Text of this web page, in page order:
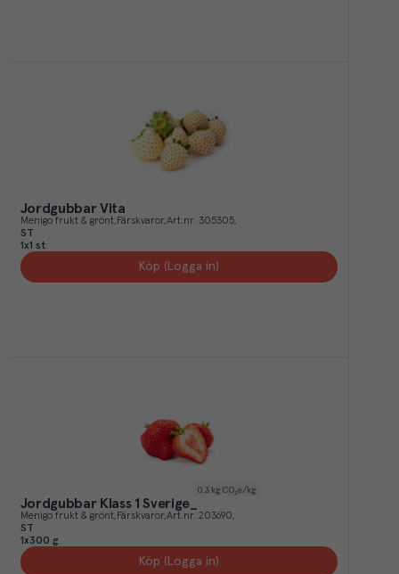
Jordgubbar Vita
Menigo frukt & grönt Färskvaror Art.nr. 305305
ST
1x1 st
Köp (Logga in)
0.3 kg CO₂e/kg
Jordgubbar Klass 1 Sverige_
Menigo frukt & grönt Färskvaror Art.nr. 203690
ST
1x300 g
Köp (Logga in)